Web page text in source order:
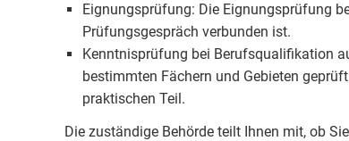
Eignungsprüfung: Die Eignungsprüfung
Prüfungsgespräch verbunden ist.
Kenntnisprüfung bei Berufsqualifikation
bestimmten Fächern und Gebieten
praktischen Teil.
Die zuständige Behörde teilt Ihnen mit, ob